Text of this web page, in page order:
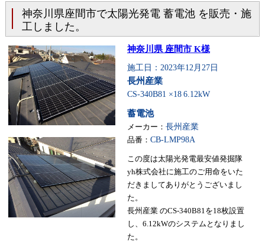
神奈川県座間市で太陽光発電 蓄電池 を販売・施
工しました。
神奈川県 座間市 K様
施工日：2023年12月27日
長州産業
CS-340B81 ×18 6.12kW
蓄電池
メーカー： 長州産業
品番： CB-LMP98A
この度は太陽光発電最安値発掘隊
yh株式会社に施工のご用命をいた
だきましてありがとうございまし
た。
長州産業 のCS-340B81を18枚設置
し、6.12kWのシステムとなりまし
た。